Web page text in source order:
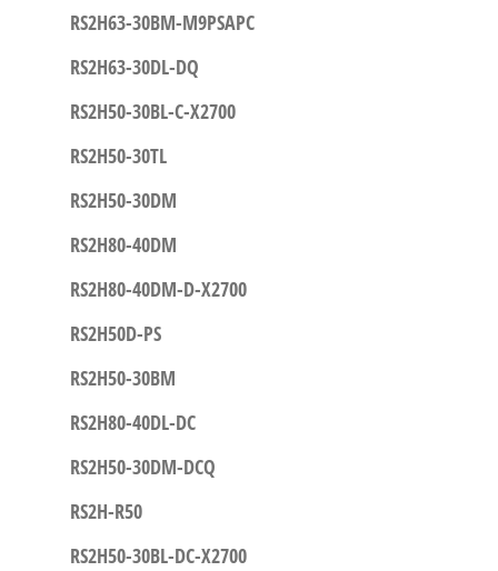
RS2H63-30BM-M9PSAPC
RS2H63-30DL-DQ
RS2H50-30BL-C-X2700
RS2H50-30TL
RS2H50-30DM
RS2H80-40DM
RS2H80-40DM-D-X2700
RS2H50D-PS
RS2H50-30BM
RS2H80-40DL-DC
RS2H50-30DM-DCQ
RS2H-R50
RS2H50-30BL-DC-X2700